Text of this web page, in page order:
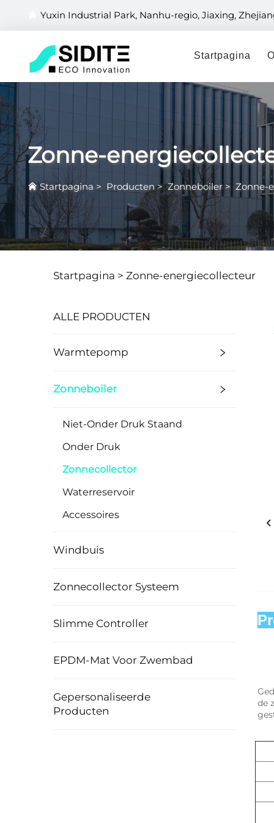
Yuxin Industrial Park, Nanhu-regio, Jiaxing,
Startpagina
Zonne-
Startpagina > Producten>Zonneboiler> Zonne-
Startpagina > Zonne-energiecollecteur
ALLE PRODUCTEN
Warmtepomp
Zonneboiler
Niet-Onder Druk Staand
Onder Druk
Zonnecollector
Waterreservoir
Accessoires
Windbuis
Zonnecollector Systeem
Slimme Controller
EPDM-Mat Voor Zwembad
Gepersonaliseerde
Producten
de